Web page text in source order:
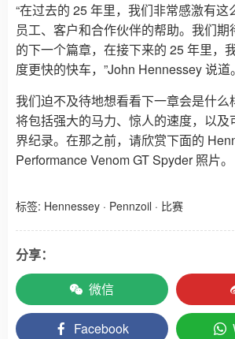
“在过去的 25 年里，我们非常感激有这
员工、客户和合作伙伴的帮助。我们期
的下一个篇章，在接下来的 25 年里，
度更快的快车，”John Hennessey 说道。
我们迫不及待地想看看下一章会是什么
将包括强大的马力、惊人的速度，以及
界纪录。在那之前，请欣赏下面的
Performance Venom GT Spyder 照片。
标签: Hennessey · Pennzoil · 比赛
分享：
微信
Facebook